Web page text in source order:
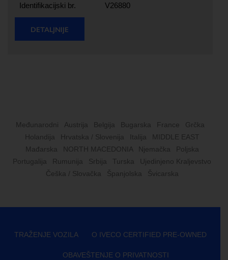
Identifikacijski br. V26880
DETALJNIJE
Međunarodni Austrija Belgija Bugarska France
Grčka
Holandija
Hrvatska / Slovenija Italija
MIDDLE EAST
Mađarska
NORTH MACEDONIA Njemačka
Poljska
Portugalija
Rumunija Srbija Turska
Ujedinjeno Kraljevstvo
Češka / Slovačka
Španjolska Švicarska
TRAŽENJE VOZILA O IVECO CERTIFIED PRE-OWNED
OBAVEŠTENJE O PRIVATNOSTI